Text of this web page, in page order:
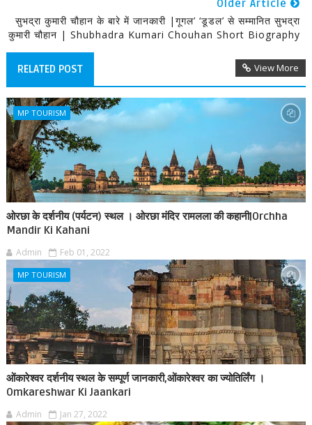
Older Article
सुभद्रा कुमारी चौहान के बारे में जानकारी |गूगल’ ‘डूडल’ से सम्मानित सुभद्रा
कुमारी चौहान | Shubhadra Kumari Chouhan Short Biography
RELATED POST View More
MP TOURISM
ओरछा के दर्शनीय (पर्यटन) स्थल । ओरछा मंदिर रामलला की कहानी|Orchha
Mandir Ki Kahani
Admin Feb 01, 2022
MP TOURISM
ओंकारेश्वर दर्शनीय स्थल के सम्पूर्ण जानकारी,ओंकारेश्वर का ज्योतिर्लिंग ।
Omkareshwar Ki Jaankari
Admin Jan 27, 2022